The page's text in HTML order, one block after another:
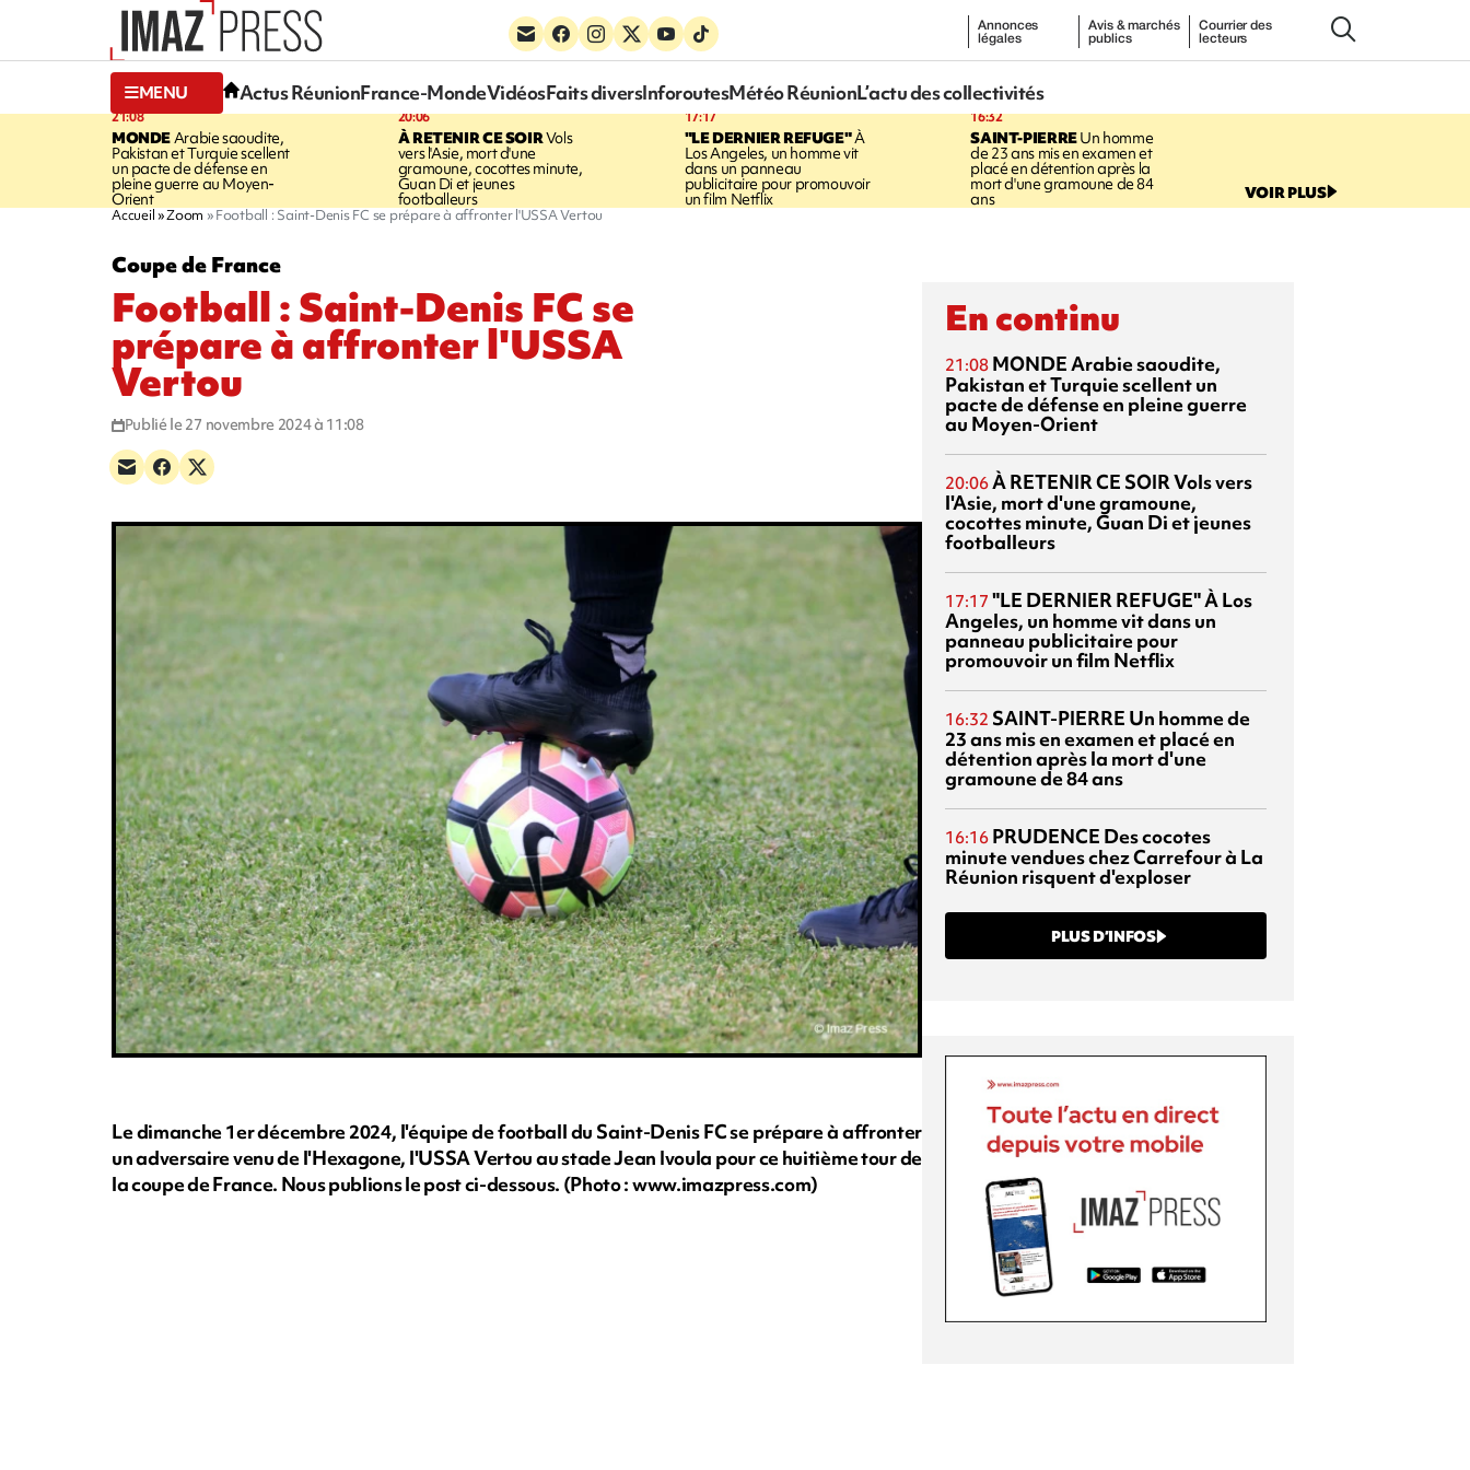
Annonces
légales
Avis & marchés
publics
Courrier des
lecteurs
MENU Actus RéunionFrance-MondeVidéosFaits diversInforoutesMétéo RéunionL’actu des collectivités
21:08
MONDE Arabie saoudite,
Pakistan et Turquie scellent
un pacte de défense en
pleine guerre au Moyen-
Orient
20:06
À RETENIR CE SOIRVols
vers l'Asie, mort d'une
gramoune, cocottes minute,
Guan Di et jeunes
footballeurs
17:17
"LE DERNIER REFUGE"À
Los Angeles, un homme vit
dans un panneau
publicitaire pour promouvoir
un film Netflix
16:32
SAINT-PIERREUn homme
de 23 ans mis en examen et
placé en détention après la
mort d'une gramoune de 84
ans VOIR PLUS
Accueil Zoom Football : Saint-Denis FC se prépare à affronter l'USSA Vertou
Coupe de France
Football : Saint-Denis FC se
prépare à affronter l'USSA
Vertou
Publié le 27 novembre 2024 à 11:08
Le dimanche 1er décembre 2024, l'équipe de football du Saint-Denis FC se prépare à affronter
un adversaire venu de l'Hexagone, l'USSA Vertou au stade Jean Ivoula pour ce huitième tour de
la coupe de France. Nous publions le post ci-dessous. (Photo : www.imazpress.com)
En continu
21:08 MONDEArabie saoudite,
Pakistan et Turquie scellent un
pacte de défense en pleine guerre
au Moyen-Orient
20:06À RETENIR CE SOIRVols vers
l'Asie, mort d'une gramoune,
cocottes minute, Guan Di et jeunes
footballeurs
17:17 "LE DERNIER REFUGE"À Los
Angeles, un homme vit dans un
panneau publicitaire pour
promouvoir un film Netflix
16:32 SAINT-PIERRE Un homme de
23 ans mis en examen et placé en
détention après la mort d'une
gramoune de 84 ans
16:16 PRUDENCE Des cocotes
minute vendues chez Carrefour à La
Réunion risquent d'exploser
PLUS D’INFOS